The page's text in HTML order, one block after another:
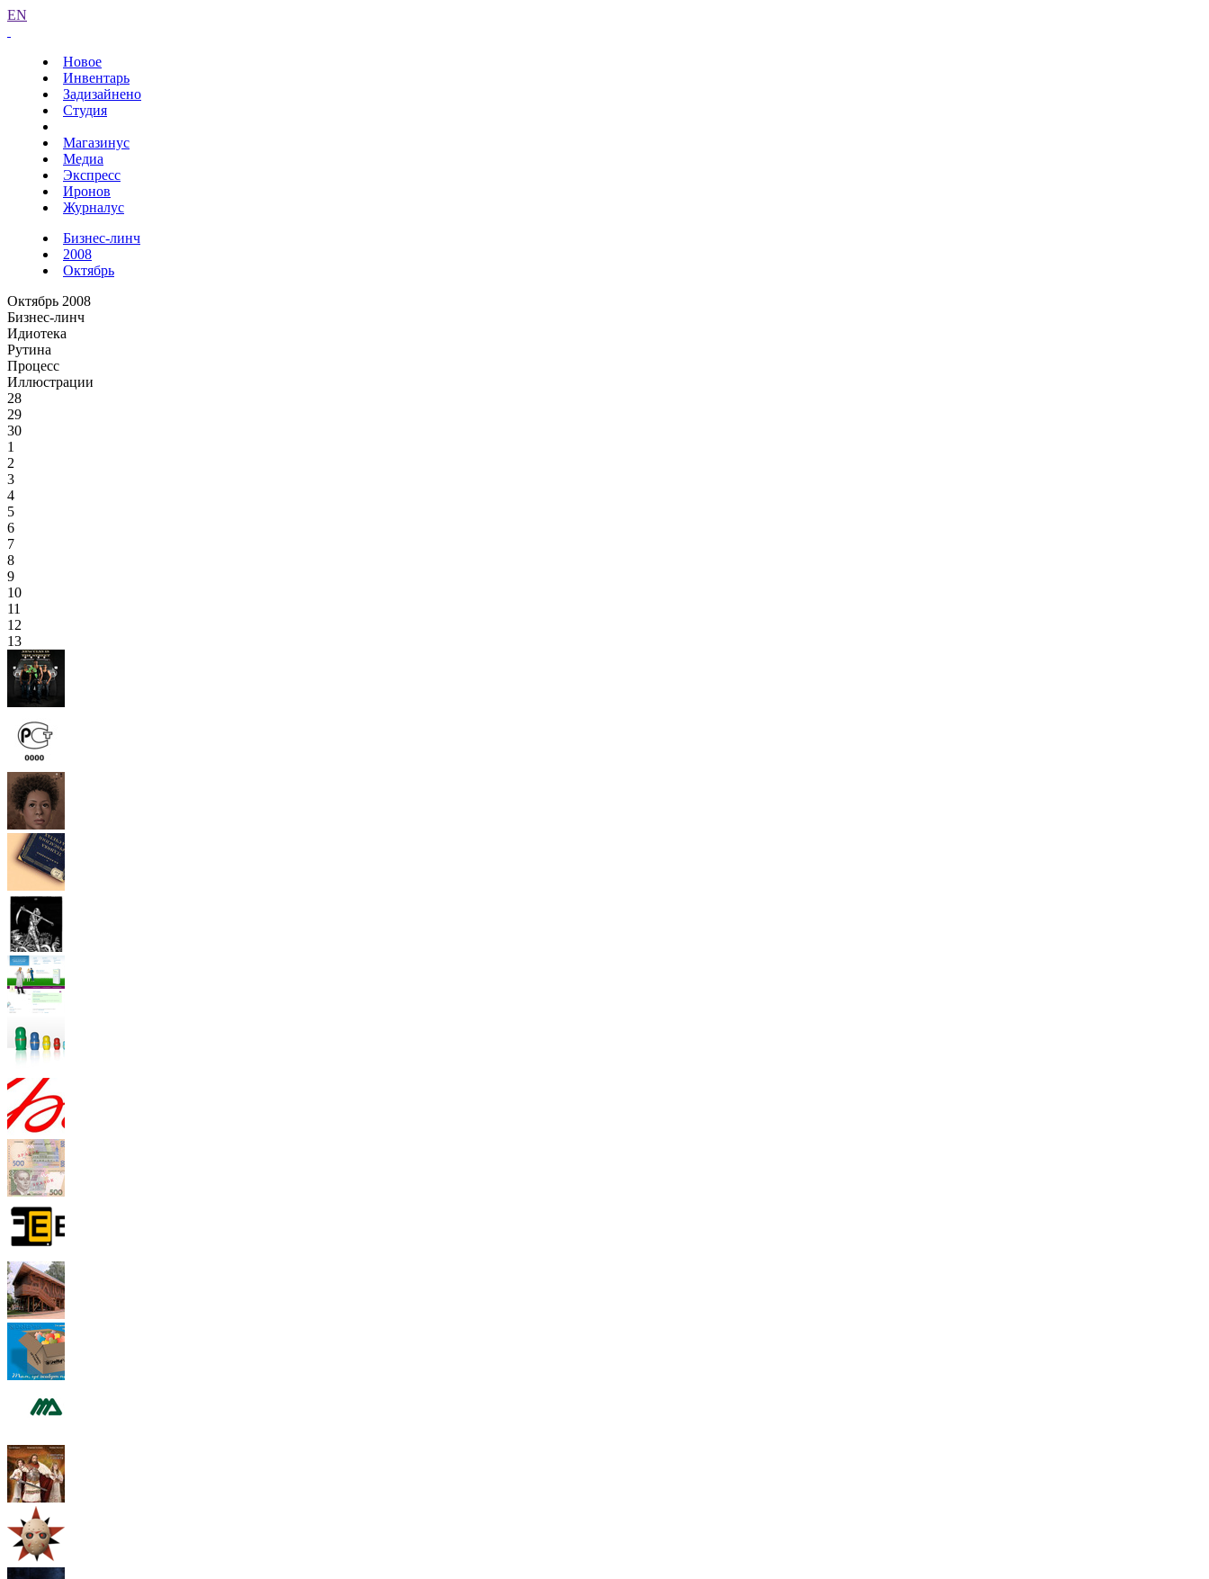
EN
Новое
Инвентарь
Задизайнено
Студия
Магазинус
Медиа
Экспресс
Иронов
Журналус
Бизнес-линч
2008
Октябрь
Октябрь 2008
Бизнес-линч
Идиотека
Рутина
Процесс
Иллюстрации
28
29
30
1
2
3
4
5
6
7
8
9
10
11
12
13